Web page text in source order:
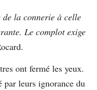
de la connerie à celle
Le complot exige
ont fermé les yeux.
leurs ignorance du